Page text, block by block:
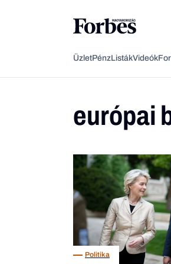
ÜzletPénzListákVideók
európai
Politika